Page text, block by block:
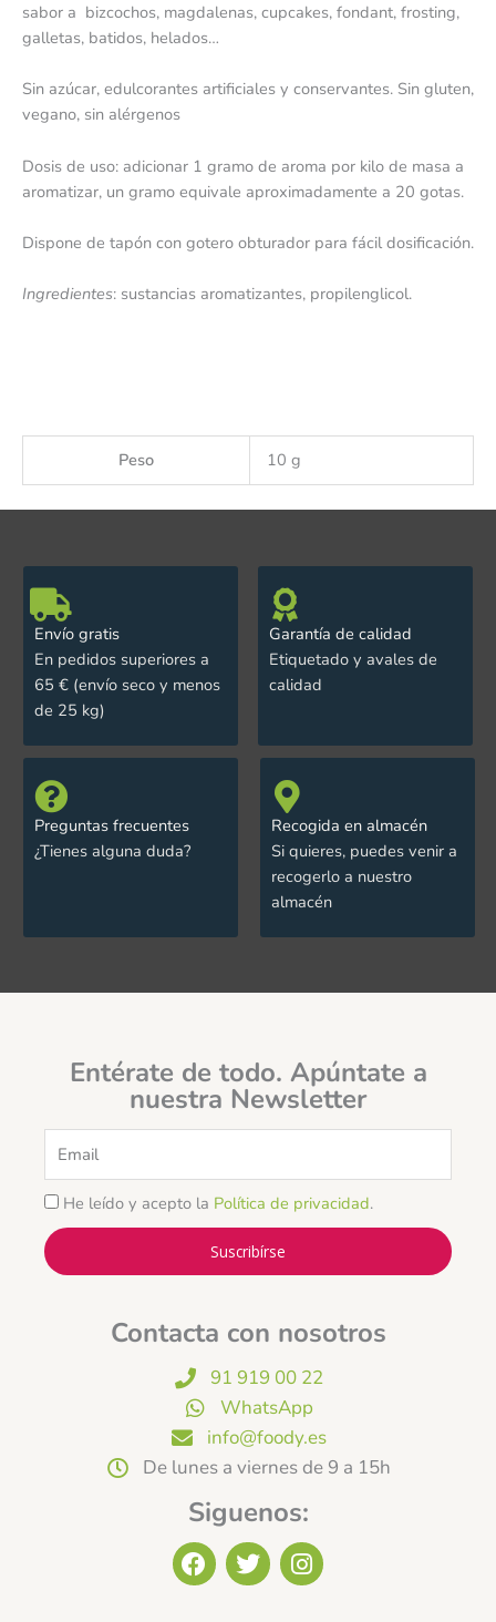
sabor a bizcochos, magdalenas, cupcakes, fondant, frosting,
galletas, batidos, helados…
Sin azúcar, edulcorantes artificiales y conservantes. Sin gluten,
vegano, sin alérgenos
Dosis de uso: adicionar 1 gramo de aroma por kilo de masa a
aromatizar, un gramo equivale aproximadamente a 20 gotas.
Dispone de tapón con gotero obturador para fácil dosificación.
Ingredientes: sustancias aromatizantes, propilenglicol.
Peso 10 g
Envío gratis
En pedidos superiores a
65 € (envío seco y menos
de 25 kg)
Garantía de calidad
Etiquetado y avales de
calidad
Preguntas frecuentes
¿Tienes alguna duda?
Recogida en almacén
Si quieres, puedes venir a
recogerlo a nuestro
almacén
Entérate de todo. Apúntate a
nuestra Newsletter
He leído y acepto la Política de privacidad.
Suscribírse
Contacta con nosotros
91 919 00 22
WhatsApp
info@foody.es
De lunes a viernes de 9 a 15h
Siguenos:
F
a
T
w
I
n